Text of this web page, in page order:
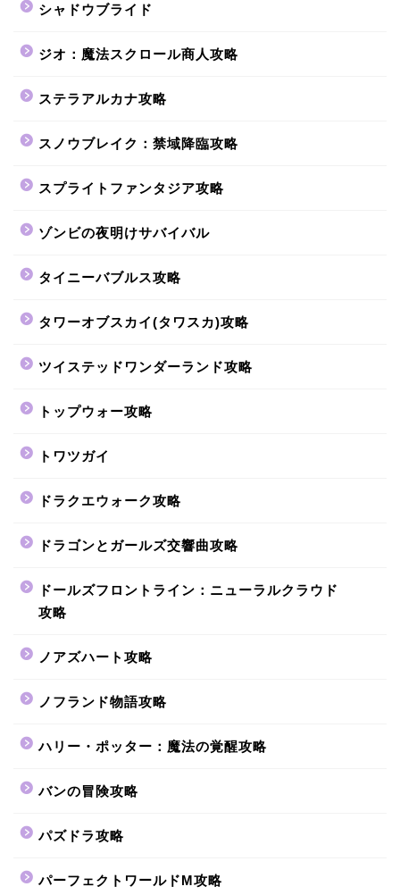
シャドウブライド
ジオ：魔法スクロール商人攻略
ステラアルカナ攻略
スノウブレイク：禁域降臨攻略
スプライトファンタジア攻略
ゾンビの夜明けサバイバル
タイニーバブルス攻略
タワーオブスカイ(タワスカ)攻略
ツイステッドワンダーランド攻略
トップウォー攻略
トワツガイ
ドラクエウォーク攻略
ドラゴンとガールズ交響曲攻略
ドールズフロントライン：ニューラルクラウド
攻略
ノアズハート攻略
ノフランド物語攻略
ハリー・ポッター：魔法の覚醒攻略
バンの冒険攻略
パズドラ攻略
パーフェクトワールドM攻略